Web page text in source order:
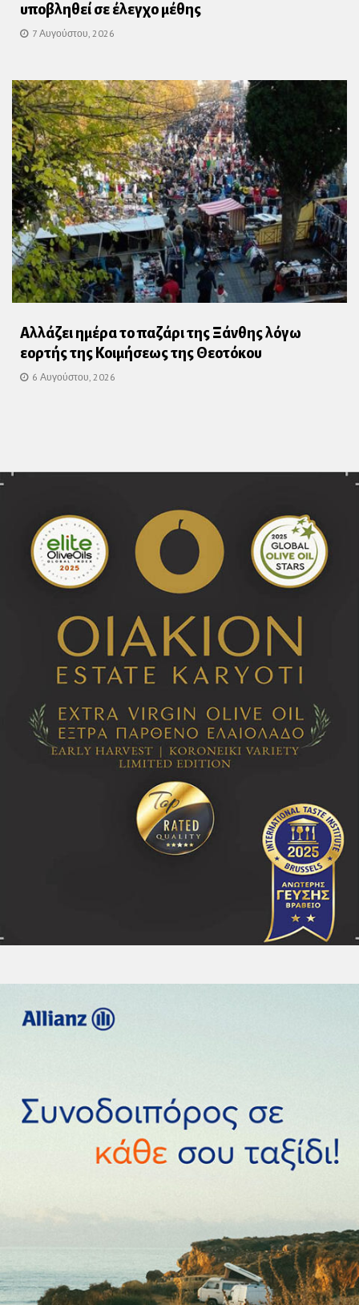
υποβληθεί σε έλεγχο μέθης
7 Αυγούστου, 2026
Αλλάζει ημέρα το παζάρι της Ξάνθης λόγω
εορτής της Κοιμήσεως της Θεοτόκου
6 Αυγούστου, 2026